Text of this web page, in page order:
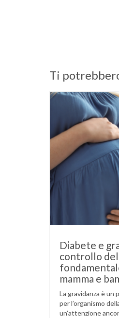
Ti
Diabete e
controllo
mamma e
La gravidanza è un
per l’organismo
un’attenzione